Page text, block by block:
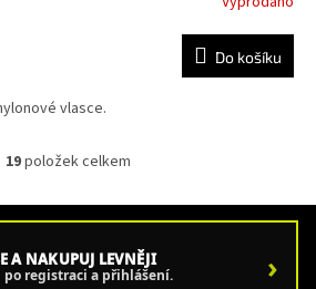
Do košíku
vlasce.
O
l
d
a
19položek celkem
A NAKUPUJ LEVNĚJI
po registraci a přihlášení. ›